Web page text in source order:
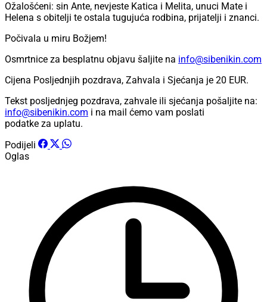
Ožalošćeni: sin Ante, nevjeste Katica i Melita, unuci Mate i
Helena s obitelji te ostala tugujuća rodbina, prijatelji i znanci.
Počivala u miru Božjem!
Osmrtnice za besplatnu objavu šaljite na info@sibenikin.com
Cijena Posljednjih pozdrava, Zahvala i Sjećanja je 20 EUR.
Tekst posljednjeg pozdrava, zahvale ili sjećanja pošaljite na:
info@sibenikin.com i na mail ćemo vam poslati
podatke za uplatu.
Podijeli
Oglas